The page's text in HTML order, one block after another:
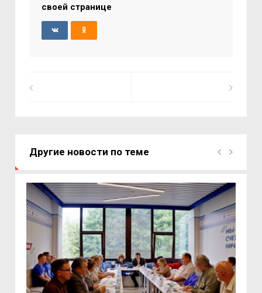
своей странице
Другие новости по теме